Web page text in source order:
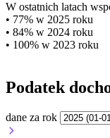
W ostatnich latach
• 77% w 2025 roku
• 84% w 2024 roku
• 100% w 2023 roku
Podatek
dane za rok